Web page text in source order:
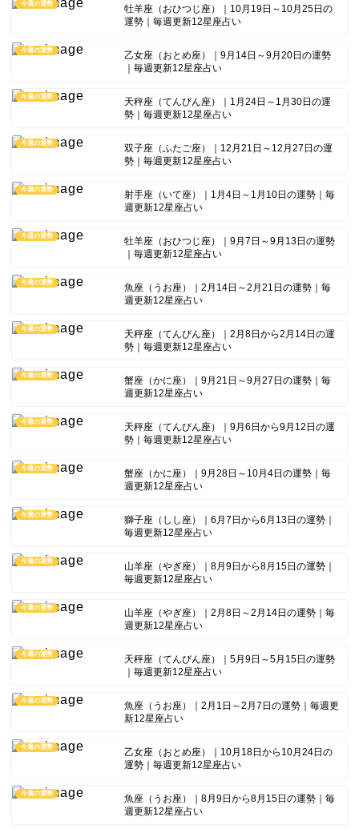
今週の運勢
牡羊座（おひつじ座）｜10月19日～10月25日の
運勢｜毎週更新12星座占い
今週の運勢
乙女座（おとめ座）｜9月14日～9月20日の運勢
｜毎週更新12星座占い
今週の運勢
天秤座（てんびん座）｜1月24日～1月30日の運
勢｜毎週更新12星座占い
今週の運勢
双子座（ふたご座）｜12月21日～12月27日の運
勢｜毎週更新12星座占い
今週の運勢
射手座（いて座）｜1月4日～1月10日の運勢｜毎
週更新12星座占い
今週の運勢
牡羊座（おひつじ座）｜9月7日～9月13日の運勢
｜毎週更新12星座占い
今週の運勢
魚座（うお座）｜2月14日～2月21日の運勢｜毎
週更新12星座占い
今週の運勢
天秤座（てんびん座）｜2月8日から2月14日の運
勢｜毎週更新12星座占い
今週の運勢
蟹座（かに座）｜9月21日～9月27日の運勢｜毎
週更新12星座占い
今週の運勢
天秤座（てんびん座）｜9月6日から9月12日の運
勢｜毎週更新12星座占い
今週の運勢
蟹座（かに座）｜9月28日～10月4日の運勢｜毎
週更新12星座占い
今週の運勢
獅子座（しし座）｜6月7日から6月13日の運勢｜
毎週更新12星座占い
今週の運勢
山羊座（やぎ座）｜8月9日から8月15日の運勢｜
毎週更新12星座占い
今週の運勢
山羊座（やぎ座）｜2月8日～2月14日の運勢｜毎
週更新12星座占い
今週の運勢
天秤座（てんびん座）｜5月9日～5月15日の運勢
｜毎週更新12星座占い
今週の運勢
魚座（うお座）｜2月1日～2月7日の運勢｜毎週更
新12星座占い
今週の運勢
乙女座（おとめ座）｜10月18日から10月24日の
運勢｜毎週更新12星座占い
今週の運勢
魚座（うお座）｜8月9日から8月15日の運勢｜毎
週更新12星座占い